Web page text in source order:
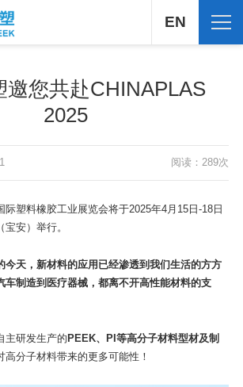
EN
邀您共赴CHINAPLAS
2025
阅读：289次
际塑料橡胶工业展览会将于2025年4月15日-18日
安）举行。
今天，新材料的应用已经渗透到我们生活的方方
车制造到医疗器械，都离不开高性能材料的支
主研发生产的PEEK、PI等高分子材料型材及制
高分子材料带来的更多可能性！